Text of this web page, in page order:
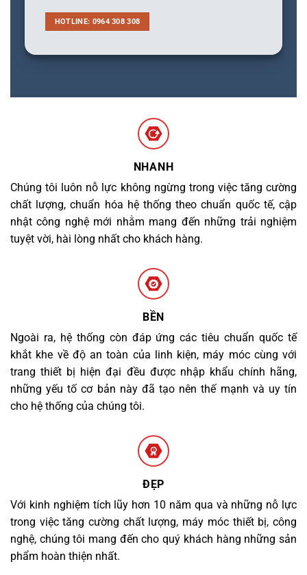
HOTLINE: 0964 308 308
NHANH
Chúng tôi luôn nỗ lực không ngừng trong việc tăng cường
chất lượng, chuẩn hóa hệ thống theo chuẩn quốc tế, cập
nhật công nghệ mới nhằm mang đến những trải nghiệm
tuyệt vời, hài lòng nhất cho khách hàng.
BỀN
Ngoài ra, hệ thống còn đáp ứng các tiêu chuẩn quốc tế
khắt khe về độ an toàn của linh kiện, máy móc cùng với
trang thiết bị hiện đại đều được nhập khẩu chính hãng,
những yếu tố cơ bản này đã tạo nên thế mạnh và uy tín
cho hệ thống của chúng tôi.
ĐẸP
Với kinh nghiệm tích lũy hơn 10 năm qua và những nỗ lực
trong việc tăng cường chất lượng, máy móc thiết bị, công
nghệ, chúng tôi mang đến cho quý khách hàng những sản
phẩm hoàn thiện nhất.